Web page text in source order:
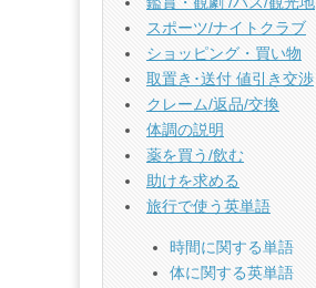
スポーツ/ナイトクラブ
ショッピング・買い物
取置き･送付 値引き交渉
クレーム/返品/交換
体調の説明
薬を買う/飲む
助けを求める
旅行で使う英単語
時間に関する単語
体に関する英単語